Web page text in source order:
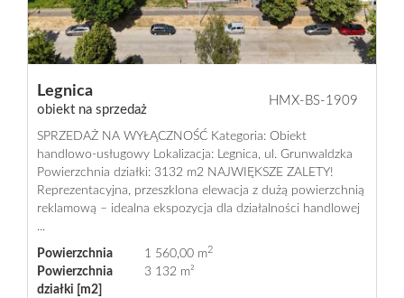
Legnica
obiekt na sprzedaż
HMX-BS-1909
SPRZEDAŻ NA WYŁĄCZNOŚĆ Kategoria: Obiekt
handlowo-usługowy Lokalizacja: Legnica, ul. Grunwaldzka
Powierzchnia działki: 3132 m2 NAJWIĘKSZE ZALETY!
Reprezentacyjna, przeszklona elewacja z dużą powierzchnią
reklamową – idealna ekspozycja dla działalności handlowej
...
Powierzchnia 1 560,00 m2
Powierzchnia
działki [m2]
3 132 m²